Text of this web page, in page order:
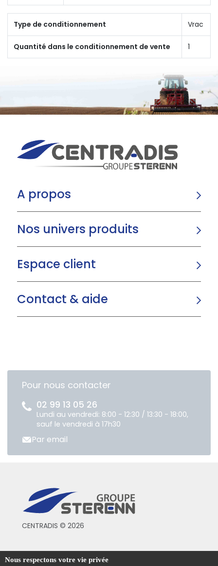
Type de conditionnement Vrac
Quantité dans le conditionnement de vente 1
A propos
Nos univers produits
Espace client
Contact & aide
Pour nous contacter
02 99 13 05 26
Lundi au vendredi: 8:00 - 12:30 / 13:30 - 18:00,
sauf le vendredi à 17h30
Par email
CENTRADIS © 2026
Conditions générales de vente
Nous respectons votre vie privée